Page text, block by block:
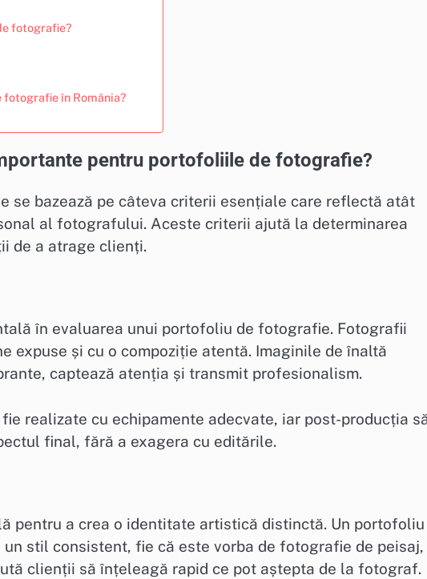
fotografie?
în România?
pentru portofoliile de fotografie?
se bazează pe câteva criterii esențiale care reflectă atât
al fotografului. Aceste criterii ajută la determinarea
de a atrage clienți.
în evaluarea unui portofoliu de fotografie. Fotografii
expuse și cu o compoziție atentă. Imaginile de înaltă
captează atenția și transmit profesionalism.
realizate cu echipamente adecvate, iar post-producția
final, fără a exagera cu editările.
pentru a crea o identitate artistică distinctă. Un portofoliu
stil consistent, fie că este vorba de fotografie de peisaj,
clienții să înțeleagă rapid ce pot aștepta de la fotograf.